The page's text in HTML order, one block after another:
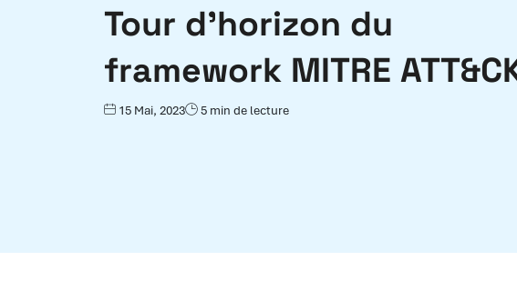
Tour d’horizon du
framework MITRE
15 Mai, 2023 5 min de lecture